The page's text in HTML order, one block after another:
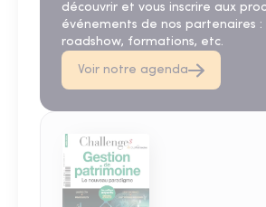
découvrir et vous inscrire aux
événements de nos partenaires :
roadshow, formations, etc.
Voir notre agenda